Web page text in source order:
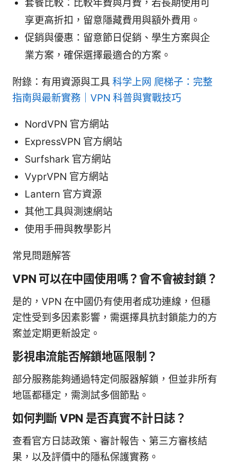
套餐比較：比較年費與月費，若長期使用可
享更高折扣，留意隱藏費用與額外費用。
促銷與優惠：留意節日促銷、學生方案與企
業方案，確保選擇最適合的方案。
附錄：有用資源與工具 科学上网 爬梯子：完整
指南與最新實務｜VPN 科普與實戰技巧
NordVPN 官方網站
ExpressVPN 官方網站
Surfshark 官方網站
VyprVPN 官方網站
Lantern 官方資源
其他工具與測速網站
使用手冊與教學影片
常見問題解答
VPN 可以在中國使用嗎？會不會被封鎖？
是的，VPN 在中國仍有使用者成功連線，但穩
定性受到多因素影響，需選擇具抗封鎖能力的方
案並定期更新設定。
影視串流能否解鎖地區限制？
部分服務能夠通過特定伺服器解鎖，但並非所有
地區都穩定，需測試多個節點。
如何判斷 VPN 是否真實不計日誌？
查看官方日誌政策、審計報告、第三方審核結
果，以及評價中的隱私保護實務。